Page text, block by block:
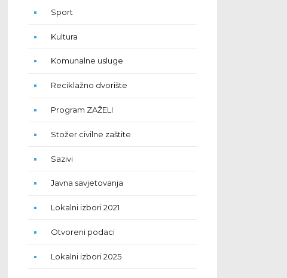
Sport
Kultura
Komunalne usluge
Reciklažno dvorište
Program ZAŽELI
Stožer civilne zaštite
Sazivi
Javna savjetovanja
Lokalni izbori 2021
Otvoreni podaci
Lokalni izbori 2025